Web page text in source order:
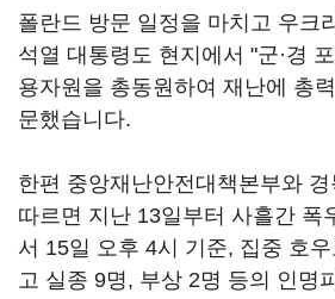
폴란드 방문 일정을 마치고 우크
석열 대통령도 현지에서 "군·경
용자원을 총동원하여 재난에 총
문했습니다.
한편 중앙재난안전대책본부와 경
따르면 지난 13일부터 사흘간 폭
서 15일 오후 4시 기준, 집중 호
고 실종 9명, 부상 2명 등의 인명